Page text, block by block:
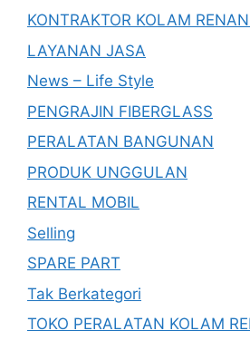
KONTRAKTOR KOLAM
LAYANAN JASA
News – Life Style
PENGRAJIN FIBERGLASS
PERALATAN BANGUNAN
PRODUK UNGGULAN
RENTAL MOBIL
Selling
SPARE PART
Tak Berkategori
TOKO PERALATAN KOLAM